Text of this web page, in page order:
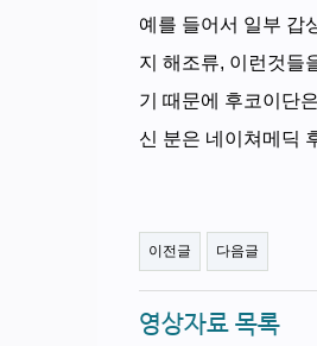
예를 들어서 일부 갑
지 해조류, 이런것들
기 때문에 후코이단
신 분은 네이쳐메딕
이전글 다음글
영상자료 목록